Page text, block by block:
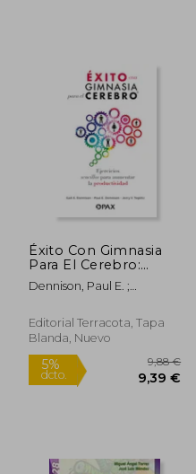
5% 19,50 €
Éxito Con Gimnasia
Para El Cerebro:
Ejercicios Sencillos
Para Aumentar La
Dennison, Paul E. ;
Jerry V.
Editorial Terracota, Tapa
Blanda, Nuevo